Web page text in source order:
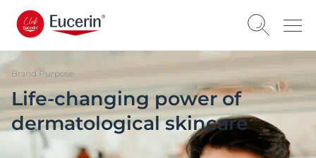
Brand Purpose
Life-changing power of
dermatological skincare